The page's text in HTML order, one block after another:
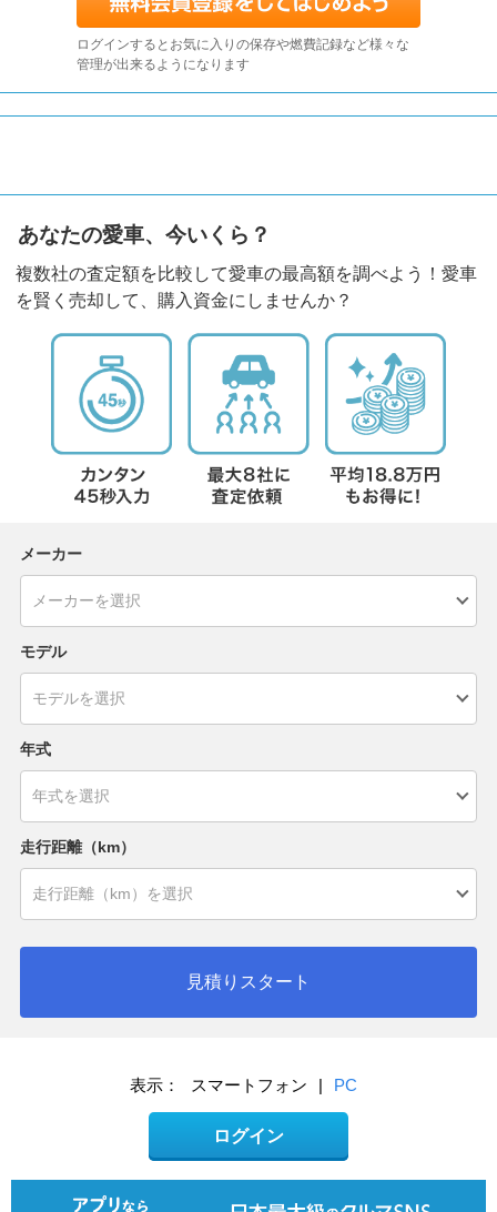
ログインするとお気に入りの保存や燃費記録など様々な
管理が出来るようになります
あなたの愛車、今いくら？
複数社の査定額を比較して愛車の最高額を調べよう！愛車
を賢く売却して、購入資金にしませんか？
メーカー
モデル
年式
走行距離（km）
見積りスタート
表示： スマートフォン | PC
ログイン